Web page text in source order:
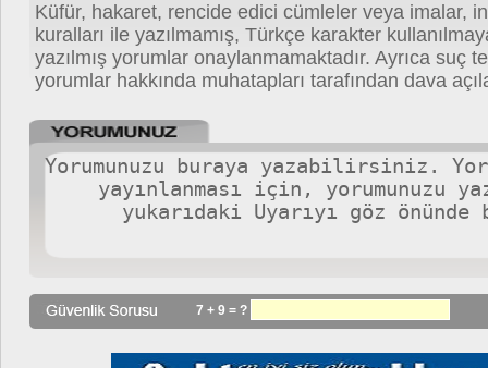
Küfür, hakaret, rencide edici cümleler veya imalar,
kuralları ile yazılmamış, Türkçe karakter
yazılmış yorumlar onaylanmamaktadır. Ayrıca suç
yorumlar hakkında muhatapları tarafından dava
7 + 9 = ?